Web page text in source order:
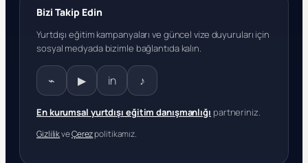
Bizi Takip Edin
Yurtdışı eğitim kampanyaları ve güncel vize duyuruları için
sosyal medyada bizimle bağlantıda kalın.
⌁ ▶ in ♪
En kurumsal yurtdışı eğitim danışmanlığı partneriniz.
GizlilikveÇerezpolitikamız.